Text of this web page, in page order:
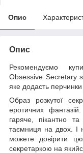
Опис
Опис
Рекомендуємо
Obsessive Secretary
яке додасть
Образ розкутої
еротичних
гаряче, пікантно
таємниця на двох. І
можете довірити
секретаркою на